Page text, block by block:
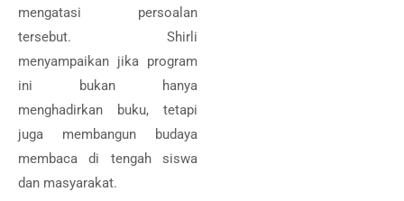
mengatasi persoalan
tersebut. Shirli
menyampaikan jika program
ini bukan hanya
menghadirkan buku, tetapi
juga membangun budaya
membaca di tengah siswa
dan masyarakat.